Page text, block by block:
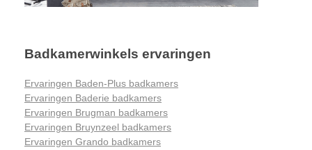
Badkamerwinkels ervaringen
Ervaringen Baden-Plus badkamers
Ervaringen Baderie badkamers
Ervaringen Brugman badkamers
Ervaringen Bruynzeel badkamers
Ervaringen Grando badkamers